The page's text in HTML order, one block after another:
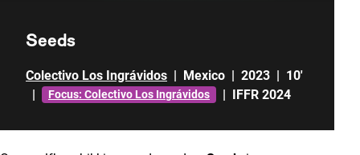
Seeds
Colectivo Los Ingrávidos | Mexico | 2023 | 10'
|
Focus: Colectivo Los Ingrávidos | IFFR 2024